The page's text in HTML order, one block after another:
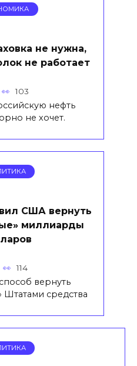
не нужна,
не работает
103
нефть
не хочет.
США вернуть
миллиарды
114
вернуть
средства